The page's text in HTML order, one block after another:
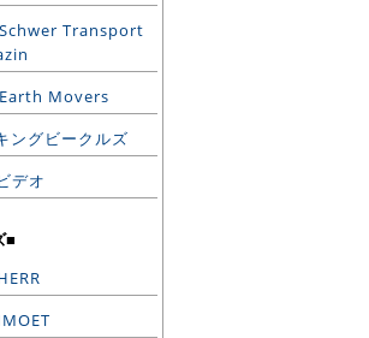
Transport
Movers
ングビークルズ
デオ
■